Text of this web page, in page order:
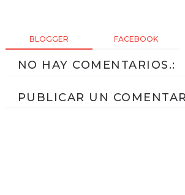
BLOGGER FACEBOOK
NO HAY COMENTARIOS.:
PUBLICAR UN